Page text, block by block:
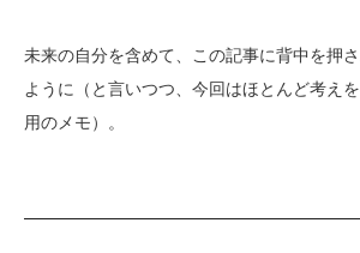
未来の自分を含めて、この記事に背中を押
ように（と言いつつ、今回はほとんど考え
用のメモ）。